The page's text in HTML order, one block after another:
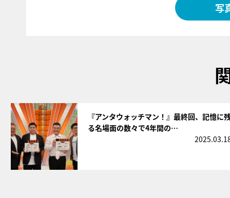
写
『アンタウォッチマン！』最終回、記憶に
る名場面の数々で4年間の…